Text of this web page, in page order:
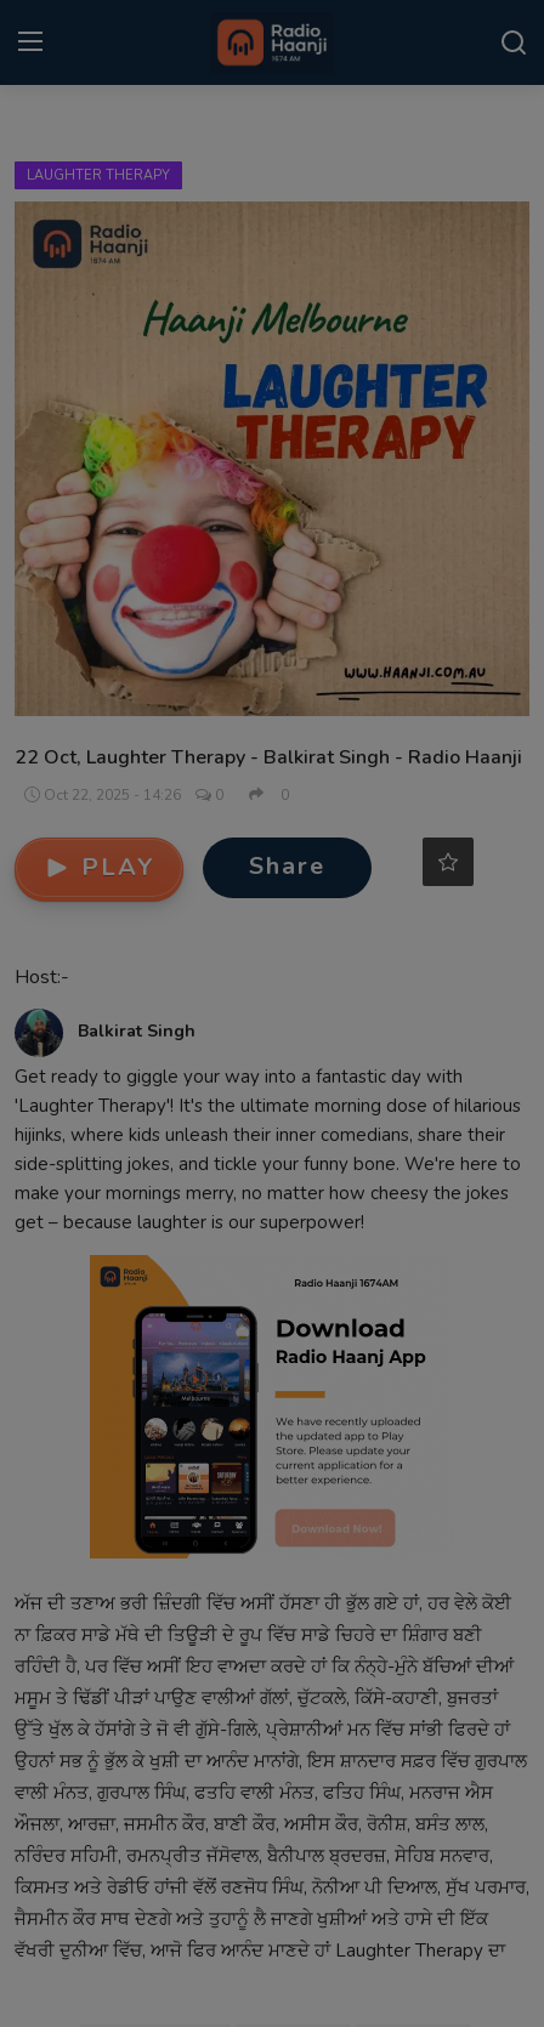
Home
Punjabi Podcast
Sponsors
Matrimonial
Event
Contact
LAUGHTER THERAPY
22 Oct, Laughter Therapy - Balkirat Singh - Radio Haanji
Oct 22, 2025 - 14:26 0 0
PLAY Share
Host:-
Balkirat Singh
Get ready to giggle your way into a fantastic day with
'Laughter Therapy'! It's the ultimate morning dose of hilarious
hijinks, where kids unleash their inner comedians, share their
side-splitting jokes, and tickle your funny bone. We're here to
make your mornings merry, no matter how cheesy the jokes
get – because laughter is our superpower!
ਅੱਜ ਦੀ ਤਣਾਅ ਭਰੀ ਜ਼ਿੰਦਗੀ ਵਿੱਚ ਅਸੀਂ ਹੱਸਣਾ ਹੀ ਭੁੱਲ ਗਏ ਹਾਂ, ਹਰ ਵੇਲੇ ਕੋਈ
ਨਾ ਫ਼ਿਕਰ ਸਾਡੇ ਮੱਥੇ ਦੀ ਤਿਊੜੀ ਦੇ ਰੂਪ ਵਿੱਚ ਸਾਡੇ ਚਿਹਰੇ ਦਾ ਸ਼ਿੰਗਾਰ ਬਣੀ
ਰਹਿੰਦੀ ਹੈ, ਪਰ ਵਿੱਚ ਅਸੀਂ ਇਹ ਵਾਅਦਾ ਕਰਦੇ ਹਾਂ ਕਿ ਨੰਨ੍ਹੇ-ਮੁੰਨੇ ਬੱਚਿਆਂ ਦੀਆਂ
ਮਸੂਮ ਤੇ ਢਿੱਡੀਂ ਪੀੜਾਂ ਪਾਉਣ ਵਾਲੀਆਂ ਗੱਲਾਂ, ਚੁੱਟਕਲੇ, ਕਿੱਸੇ-ਕਹਾਣੀ, ਬੁਜਰਤਾਂ
ਉੱਤੇ ਖੁੱਲ ਕੇ ਹੱਸਾਂਗੇ ਤੇ ਜੋ ਵੀ ਗੁੱਸੇ-ਗਿਲੇ, ਪ੍ਰੇਸ਼ਾਨੀਆਂ ਮਨ ਵਿੱਚ ਸਾਂਭੀ ਫਿਰਦੇ ਹਾਂ
ਉਹਨਾਂ ਸਭ ਨੂੰ ਭੁੱਲ ਕੇ ਖੁਸ਼ੀ ਦਾ ਆਨੰਦ ਮਾਨਾਂਗੇ, ਇਸ ਸ਼ਾਨਦਾਰ ਸਫ਼ਰ ਵਿੱਚ ਗੁਰਪਾਲ
ਵਾਲੀ ਮੰਨਤ, ਗੁਰਪਾਲ ਸਿੰਘ, ਫਤਹਿ ਵਾਲੀ ਮੰਨਤ, ਫਤਿਹ ਸਿੰਘ, ਮਨਰਾਜ ਐਸ
ਔਜਲਾ, ਆਰਜ਼ਾ, ਜਸਮੀਨ ਕੌਰ, ਬਾਣੀ ਕੌਰ, ਅਸੀਸ ਕੌਰ, ਰੋਨੀਸ਼, ਬਸੰਤ ਲਾਲ,
ਨਰਿੰਦਰ ਸਹਿਮੀ, ਰਮਨਪ੍ਰੀਤ ਜੱਸੋਵਾਲ, ਬੈਨੀਪਾਲ ਬ੍ਰਦਰਜ਼, ਸੇਹਿਬ ਸਨਵਾਰ,
ਕਿਸਮਤ ਅਤੇ ਰੇਡੀਓ ਹਾਂਜੀ ਵੱਲੋਂ ਰਣਜੋਧ ਸਿੰਘ, ਨੋਨੀਆ ਪੀ ਦਿਆਲ, ਸੁੱਖ ਪਰਮਾਰ,
ਜੈਸਮੀਨ ਕੌਰ ਸਾਥ ਦੇਣਗੇ ਅਤੇ ਤੁਹਾਨੂੰ ਲੈ ਜਾਣਗੇ ਖੁਸ਼ੀਆਂ ਅਤੇ ਹਾਸੇ ਦੀ ਇੱਕ
ਵੱਖਰੀ ਦੁਨੀਆ ਵਿੱਚ, ਆਜੋ ਫਿਰ ਆਨੰਦ ਮਾਣਦੇ ਹਾਂ Laughter Therapy ਦਾ